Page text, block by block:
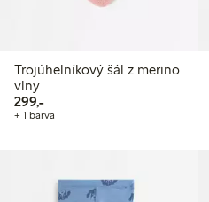
Trojúhelníkový šál z merino
vlny
299,-299,00 Kč
+ 1 barva